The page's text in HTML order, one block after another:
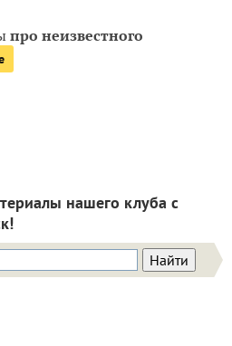
про неизвестного
нашего клуба с